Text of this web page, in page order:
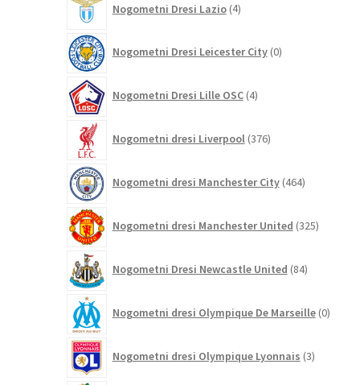
Nogometni Dresi Lazio 4izdelki
Nogometni Dresi Leicester City 0izdelkov
Nogometni Dresi Lille OSC 4izdelki
Nogometni dresi Liverpool 376izdelkov
Nogometni dresi Manchester City 464izdelkov
Nogometni dresi Manchester United 325izdelkov
Nogometni Dresi Newcastle United 84izdelkov
Nogometni dresi Olympique De Marseille 0
Nogometni dresi Olympique Lyonnais 3izdelki